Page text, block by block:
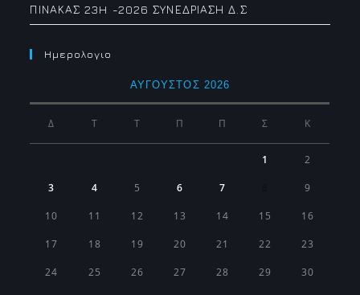
ΠΙΝΑΚΑΣ 23H -2026 ΣΥΝΕΔΡΙΑΣΗ Δ.Σ
Ημερολογιο
ΑΎΓΟΥΣΤΟΣ 2026
Δ Τ Τ Π Π Σ Κ
1 2
3 4 5 6 7 9
10 11 12 13 14 15 16
17 18 19 20 21 22 23
24 25 26 27 28 29 30